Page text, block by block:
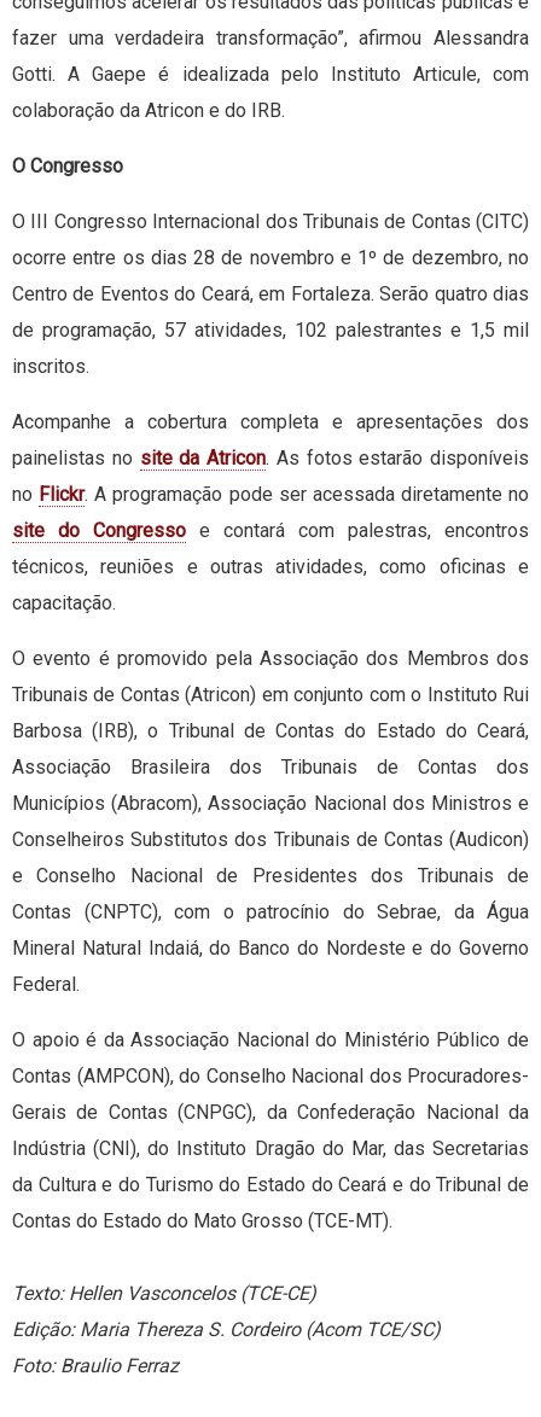
fazer uma verdadeira transformação”, afirmou Alessandra
Gotti. A Gaepe é idealizada pelo Instituto Articule, com
colaboração da Atricon e do IRB.
O Congresso
O III Congresso Internacional dos Tribunais de Contas (CITC)
ocorre entre os dias 28 de novembro e 1º de dezembro, no
Centro de Eventos do Ceará, em Fortaleza. Serão quatro dias
de programação, 57 atividades, 102 palestrantes e 1,5 mil
inscritos.
Acompanhe a cobertura completa e apresentações dos
painelistas no site da Atricon. As fotos estarão disponíveis
no Flickr. A programação pode ser acessada diretamente no
site do Congresso e contará com palestras, encontros
técnicos, reuniões e outras atividades, como oficinas e
capacitação.
O evento é promovido pela Associação dos Membros dos
Tribunais de Contas (Atricon) em conjunto com o Instituto Rui
Barbosa (IRB), o Tribunal de Contas do Estado do Ceará,
Associação Brasileira dos Tribunais de Contas dos
Municípios (Abracom), Associação Nacional dos Ministros e
Conselheiros Substitutos dos Tribunais de Contas (Audicon)
e Conselho Nacional de Presidentes dos Tribunais de
Contas (CNPTC), com o patrocínio do Sebrae, da Água
Mineral Natural Indaiá, do Banco do Nordeste e do Governo
Federal.
O apoio é da Associação Nacional do Ministério Público de
Contas (AMPCON), do Conselho Nacional dos Procuradores-
Gerais de Contas (CNPGC), da Confederação Nacional da
Indústria (CNI), do Instituto Dragão do Mar, das Secretarias
da Cultura e do Turismo do Estado do Ceará e do Tribunal de
Contas do Estado do Mato Grosso (TCE-MT).
Texto: Hellen Vasconcelos (TCE-CE)
Edição: Maria Thereza S. Cordeiro (Acom TCE/SC)
Foto: Braulio Ferraz